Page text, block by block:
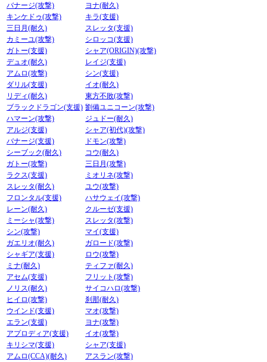
バナージ(攻撃)
ヨナ(耐久)
キンケドゥ(攻撃)
キラ(支援)
三日月(耐久)
スレッタ(支援)
カミーユ(攻撃)
シロッコ(支援)
ガトー(支援)
シャア(ORIGIN)(攻撃)
デュオ(耐久)
レイジ(支援)
アムロ(攻撃)
シン(支援)
ダリル(支援)
イオ(耐久)
リディ(耐久)
東方不敗(攻撃)
ブラックドラゴン(支援) 劉備ユニコーン(攻撃)
ハマーン(攻撃)
ジュドー(耐久)
アルジ(支援)
シャア(初代)(攻撃)
バナージ(支援)
ドモン(攻撃)
シーブック(耐久)
コウ(耐久)
ガトー(攻撃)
三日月(攻撃)
ラクス(支援)
ミオリネ(攻撃)
スレッタ(耐久)
ユウ(攻撃)
フロンタル(支援)
ハサウェイ(攻撃)
レーン(耐久)
クルーゼ(支援)
ミーシャ(攻撃)
スレッタ(攻撃)
シン(攻撃)
マイ(支援)
ガエリオ(耐久)
ガロード(攻撃)
シャギア(支援)
ロウ(攻撃)
ミナ(耐久)
ティファ(耐久)
アセム(支援)
フリット(攻撃)
ノリス(耐久)
サイコハロ(攻撃)
ヒイロ(攻撃)
刹那(耐久)
ウインド(支援)
マオ(攻撃)
エラン(支援)
ヨナ(攻撃)
アプロディア(支援)
イオ(攻撃)
キリシマ(支援)
シャア(支援)
アムロ(CCA)(耐久)
アスラン(攻撃)